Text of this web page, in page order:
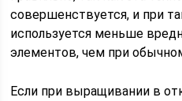
совершенствуется, и при
используется меньше
элементов, чем при
Если при выращивании в